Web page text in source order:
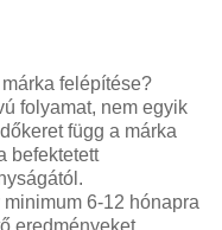
felépítése?
folyamat, nem egyik
függ a márka
befektetett
6-12 hónapra
eredményeket